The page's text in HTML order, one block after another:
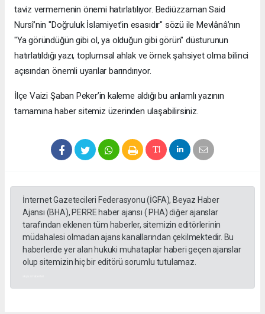
taviz vermemenin önemi hatırlatılıyor. Bediüzzaman Said
Nursî’nin "Doğruluk İslamiyet'in esasıdır" sözü ile Mevlânâ’nın
"Ya göründüğün gibi ol, ya olduğun gibi görün" düsturunun
hatırlatıldığı yazı, toplumsal ahlak ve örnek şahsiyet olma bilinci
açısından önemli uyarılar barındırıyor.
​İlçe Vaizi Şaban Peker’in kaleme aldığı bu anlamlı yazının
tamamına haber sitemiz üzerinden ulaşabilirsiniz.
İnternet Gazetecileri Federasyonu (İGFA), Beyaz Haber
Ajansı (BHA), PERRE haber ajansı ( PHA) diğer ajanslar
tarafından eklenen tüm haberler, sitemizin editörlerinin
müdahalesi olmadan ajans kanallarından çekilmektedir. Bu
haberlerde yer alan hukuki muhataplar haberi geçen ajanslar
olup sitemizin hiç bir editörü sorumlu tutulamaz.